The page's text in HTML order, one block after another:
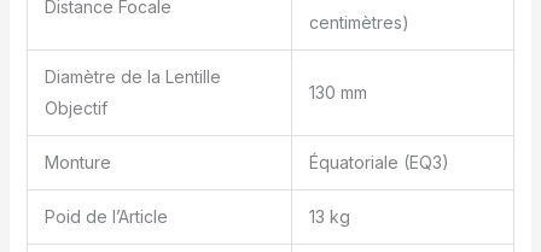
: 650 mm
Distance Focale
centimètres)
Diamètre de la Lentille
Objectif
130 mm
Monture Équatoriale (EQ3)
Poid de l’Article 13 kg